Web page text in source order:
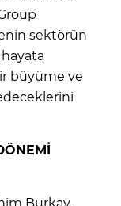
sektörün
büyüme ve